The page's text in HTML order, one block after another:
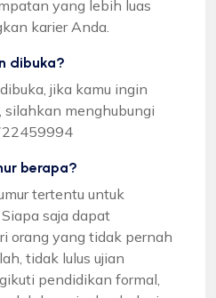
yang lebih luas
karier Anda.
dibuka?
jika kamu ingin
silahkan menghubungi
berapa?
tertentu untuk
saja dapat
orang yang tidak pernah
tidak lulus ujian
pendidikan formal,